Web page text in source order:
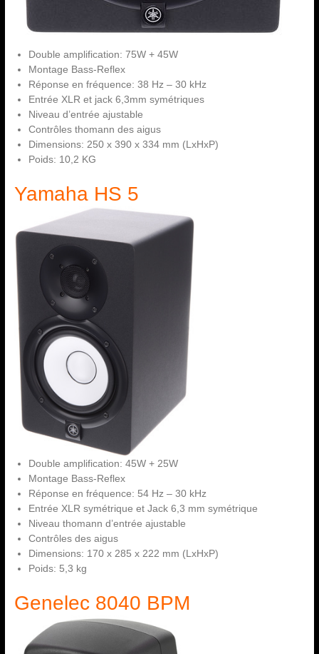
Double amplification: 75W + 45W
Montage Bass-Reflex
Réponse en fréquence: 38 Hz – 30 kHz
Entrée XLR et jack 6,3mm symétriques
Niveau d’entrée ajustable
Contrôles thomann des aigus
Dimensions: 250 x 390 x 334 mm (LxHxP)
Poids: 10,2 KG
Yamaha HS 5
Double amplification: 45W + 25W
Montage Bass-Reflex
Réponse en fréquence: 54 Hz – 30 kHz
Entrée XLR symétrique et Jack 6,3 mm symétrique
Niveau thomann d’entrée ajustable
Contrôles des aigus
Dimensions: 170 x 285 x 222 mm (LxHxP)
Poids: 5,3 kg
Genelec 8040 BPM